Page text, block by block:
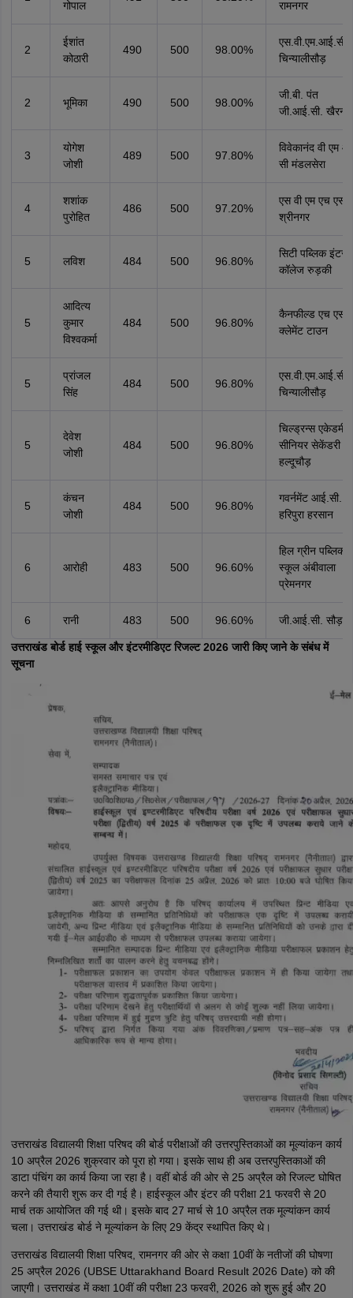
गोपाल
रामनगर
2
ईशांत
कोठारी
490 500 98.00%
चिन्यालीसौड़
2 भूमिका 490 500 98.00%
जी.बी. पंत
जी.आई.सी. खैरना
3
योगेश
जोशी
489 500 97.80%
विवेकानंद वी एम
सी मंडलसेरा
4
शशांक
पुरोहित
486 500 97.20%
एस वी एम एच एस
श्रीनगर
5 लविश 484 500 96.80%
सिटी पब्लिक इंटर
कॉलेज रुड़की
5
आदित्य
कुमार
विश्वकर्मा
484 500 96.80%
कैनफील्ड एच एस
क्लेमेंट टाउन
5
प्रांजल
सिंह
484 500 96.80%
चिन्यालीसौड़
5
देवेश
जोशी
484 500 96.80%
चिल्ड्रन्स एकेडमी
सीनियर सेकेंडरी
हल्दूचौड़
5
कंचन
जोशी
484 500 96.80%
गवर्नमेंट आई.सी.
हरिपुरा हरसान
6 आरोही 483 500 96.60%
हिल ग्रीन पब्लिक
स्कूल अंबीवाला
प्रेमनगर
6 रानी 483 500 96.60% जी.आई.सी. सौड़ा
उत्तराखंड बोर्ड हाई स्कूल और इंटरमीडिएट रिजल्ट 2026 जारी किए जाने के संबंध में
सूचना
उत्तराखंड विद्यालयी शिक्षा परिषद की बोर्ड परीक्षाओं की उत्तरपुस्तिकाओं का मूल्यांकन कार्य
10 अप्रैल 2026 शुक्रवार को पूरा हो गया। इसके साथ ही अब उत्तरपुस्तिकाओं की
डाटा पंचिंग का कार्य किया जा रहा है। वहीं बोर्ड की ओर से 25 अप्रैल को रिजल्ट घोषित
करने की तैयारी शुरू कर दी गई है। हाईस्कूल और इंटर की परीक्षा 21 फरवरी से 20
मार्च तक आयोजित की गई थी। इसके बाद 27 मार्च से 10 अप्रैल तक मूल्यांकन कार्य
चला। उत्तराखंड बोर्ड ने मूल्यांकन के लिए 29 केंद्र स्थापित किए थे।
उत्तराखंड विद्यालयी शिक्षा परिषद, रामनगर की ओर से कक्षा 10वीं के नतीजों की घोषणा
25 अप्रैल 2026 (UBSE Uttarakhand Board Result 2026 Date) को की
जाएगी। उत्तराखंड में कक्षा 10वीं की परीक्षा 23 फरवरी, 2026 को शुरू हुई और 20